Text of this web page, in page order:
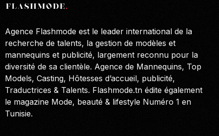
Agence Flashmode est le leader international de la
recherche de talents, la gestion de modèles et
mannequins et publicité, largement reconnu pour la
diversité de sa clientèle. Agence de Mannequins, Top
Models, Casting, Hôtesses d’accueil, publicité,
Traductrices & Talents. Flashmode.tn édite également
le magazine Mode, beauté & lifestyle Numéro 1 en
Tunisie.